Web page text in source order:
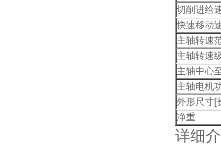
切削进给
快速移动
主轴转速
主轴转速
主轴中心
主轴电机
外形尺寸[
净重
详细